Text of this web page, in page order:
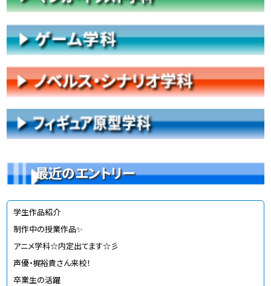
最近のエントリー
学生作品紹介
制作中の授業作品✨
アニメ学科☆内定出てます☆彡
声優・梶裕貴さん来校！
卒業生の活躍